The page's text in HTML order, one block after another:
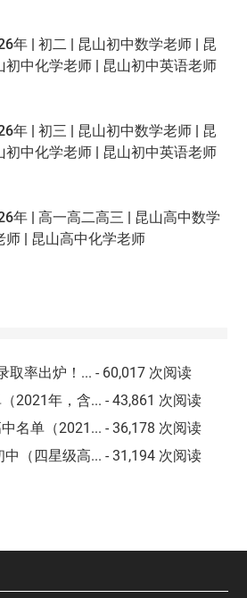
年 | 初二 | 昆山初中数学老师 | 昆
初中化学老师 | 昆山初中英语老师
年 | 初三 | 昆山初中数学老师 | 昆
初中化学老师 | 昆山初中英语老师
年 | 高一高二高三 | 昆山高中数学
师 | 昆山高中化学老师
取率出炉！... - 60,017 次阅读
2021年，含... - 43,861 次阅读
名单（2021... - 36,178 次阅读
（四星级高... - 31,194 次阅读